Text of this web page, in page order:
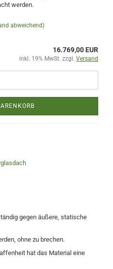
werden.
abweichend)
16.769,00 EUR
inkl. 19% MwSt. zzgl. Versand
gegen äußere, statische
ohne zu brechen.
hat das Material eine